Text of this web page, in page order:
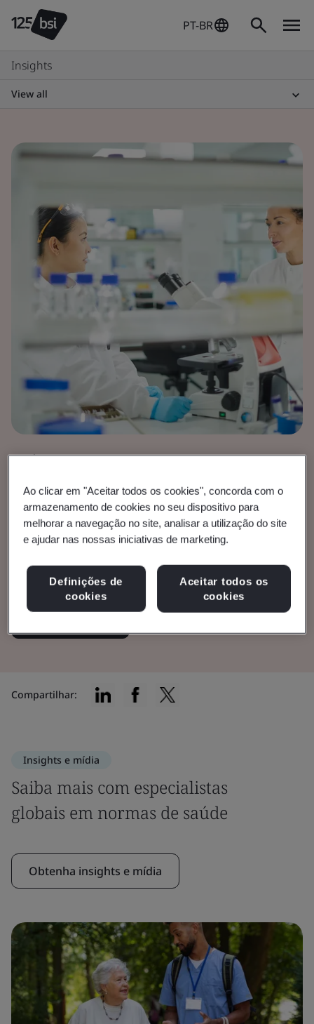
PT-BR
Insights
View all
Brochura
Linha do tempo do IVDR
in vitro.
Compartilhar:
Insights e mídia
Saiba mais com especialistas
globais em normas de saúde
Obtenha insights e mídia
Ao clicar em "Aceitar todos os cookies", concorda com o
armazenamento de cookies no seu dispositivo para
melhorar a navegação no site, analisar a utilização do site
e ajudar nas nossas iniciativas de marketing.
Definições de
cookies
Aceitar todos os
cookies